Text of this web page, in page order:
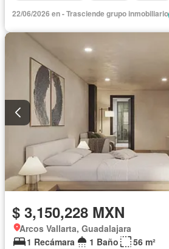
22/06/2026 en - Trasciende grupo inmobiliario
$ 3,150,228 MXN
Arcos Vallarta, Guadalajara
1 Recámara
1 Baño
56 m²